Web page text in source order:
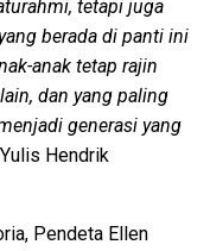
tetapi juga
berada di panti ini
anak tetap rajin
dan yang paling
generasi yang
Hendrik
Pendeta Ellen